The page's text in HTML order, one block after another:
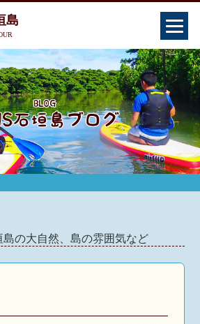
島
の大自然、島の雰囲気など